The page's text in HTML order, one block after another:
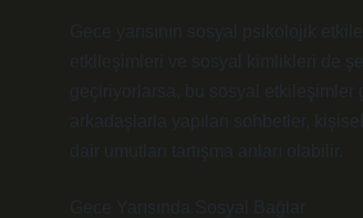
Gece yarısının sosyal psikolojik
etkileşimleri ve sosyal kimlikleri de
geçiriyorlarsa, bu sosyal etkileşimler
arkadaşlarla yapılan sohbetler,
dair umutları tartışma anları olabilir.
Gece Yarısında Sosyal Bağlar